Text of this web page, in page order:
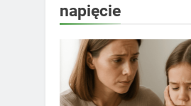
napięcie